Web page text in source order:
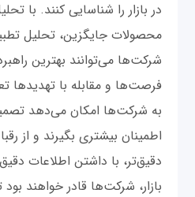
در بازار را شناسایی کنند. با
محصولات جایگزین، تحلیل
شرکت‌ها می‌توانند بهترین
فرصت‌ها و مقابله با تهدیدها
به شرکت‌ها امکان می‌دهد
اطمینان بیشتری بگیرند و از
دقیق‌تر، با داشتن اطلاعات
بازار، شرکت‌ها قادر خواهند